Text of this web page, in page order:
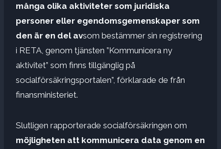
många olika aktiviteter som juridiska
personer eller egendomsgemenskaper som
den är en del avsom bestämmer sin registrering
i RETA, genom tjänsten ”Kommunicera ny
aktivitet” som finns tillgänglig på
socialförsäkringsportalen”, förklarade de från
finansministeriet.
Slutligen rapporterade socialförsäkringen om
möjligheten att kommunicera data genom en